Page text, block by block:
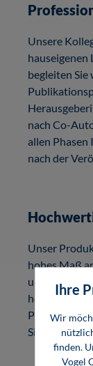
Unsere
begleiten Sie
nach Co-
allen Phasen
nach der
Unser
hohes Maß
und
hochwertig
Sie Ihr Buch
Ihre
Wir
finden.
Vogel